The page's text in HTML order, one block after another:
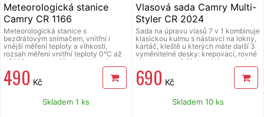
Meteorologická stanice
Camry CR 1166
Meteorologická stanice s
bezdrátovým snímačem, vnitřní i
vnější měření teploty a vlhkosti,
rozsah měření vnitřní teploty 0°C až
+50°C, rozsah měření venkovní
teploty -30°C až +70°C, měření
vlhkosti, hodiny, barevný LCD displej,
1 x venkovní senzor teploty je
jednotkou a snímačem až 30 metrů v
otevřeném prostoru, frekvence
490 Kč
Skladem 1 ks
Vlasová sada Camry Multi-
Styler CR 2024
Sada na úpravu vlasů 7 v 1 kombinuje
klasickou kulmu s nástavci na lokny,
kartáč, kleště u kterých máte další 3
vyměnitelné desky: krepovací, rovné
plochy a na větší vlny. Nástavce jsou
s nepřilnavým keramickým povrchem.
Menší kulma má průměr 19 mm se
spirálovým vedením, větší kulma má
maximální příkon 1200 W.
690 Kč
Skladem 10 ks